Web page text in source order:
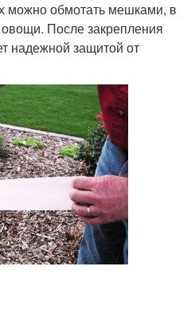
можно обмотать мешками, в
После закрепления
надежной защитой от